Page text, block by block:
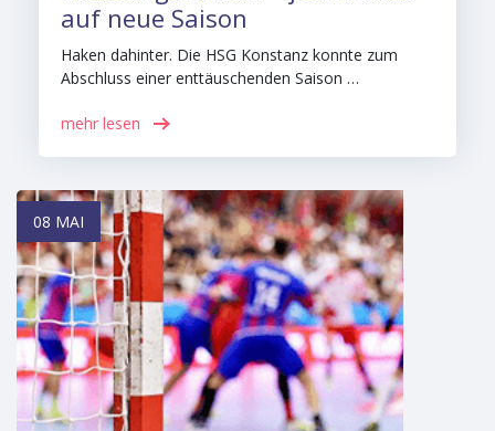
auf neue Saison
Haken dahinter. Die HSG Konstanz konnte zum
Abschluss einer enttäuschenden Saison …
mehr lesen
08 MAI